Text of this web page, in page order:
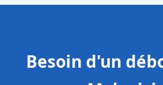
Besoin d'un